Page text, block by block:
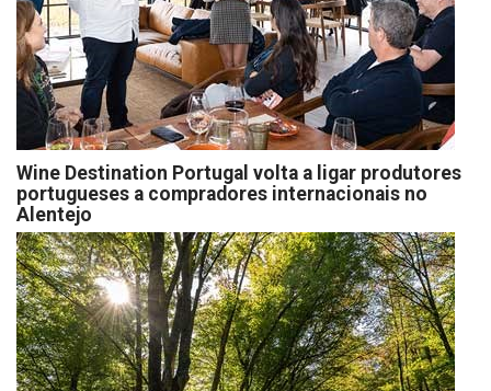
Wine Destination Portugal volta a ligar produtores
portugueses a compradores internacionais no
Alentejo